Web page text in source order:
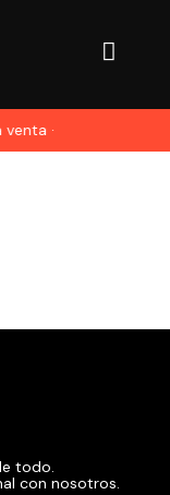
·
todo.
con nosotros.